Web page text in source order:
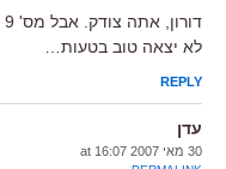
לא יצאה טוב בטעות…
REPLY
עדן
30 מאי 2007 at 16:07